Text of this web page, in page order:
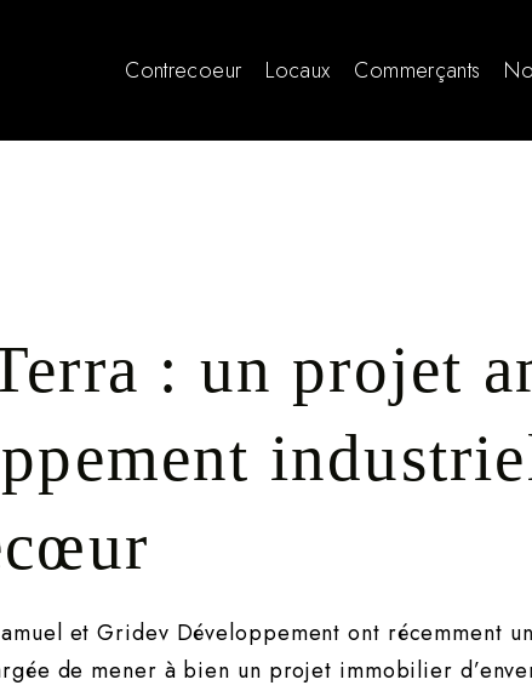
Contrecoeur Locaux Commerçants
: un projet
et Gridev Développement ont récemment
de mener à bien un projet immobilier